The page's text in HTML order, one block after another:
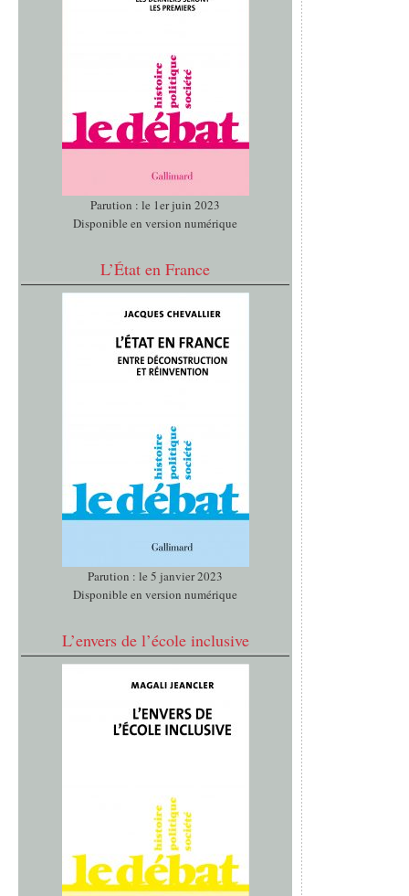
Parution : le 1er juin 2023
Disponible en version numérique
L’État en France
Parution : le 5 janvier 2023
Disponible en version numérique
L’envers de l’école inclusive